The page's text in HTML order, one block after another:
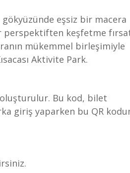
gökyüzünde eşsiz bir macera
keşfetme
mükemmel birleşimiyle
Aktivite Park.
Bu kod, bilet
giriş yaparken bu QR